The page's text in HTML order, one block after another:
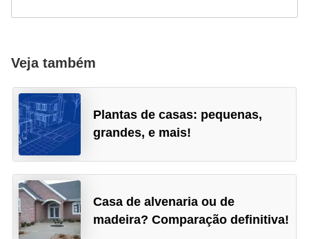
Veja também
Plantas de casas: pequenas,
grandes, e mais!
Casa de alvenaria ou de
madeira? Comparação definitiva!